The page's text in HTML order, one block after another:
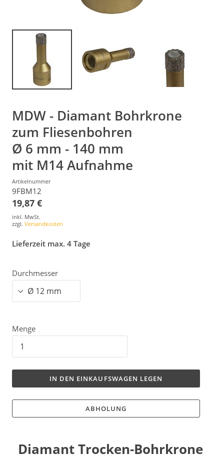
MDW - Diamant Bohrkrone
zum Fliesenbohren
Ø 6 mm - 140 mm
mit M14 Aufnahme
Artikelnummer
9FBM12
19,87 €
inkl. MwSt.
zzgl. Versandkosten
Lieferzeit max. 4 Tage
Durchmesser
Menge
IN DEN EINKAUFSWAGEN LEGEN
ABHOLUNG
Diamant Trocken-Bohrkrone